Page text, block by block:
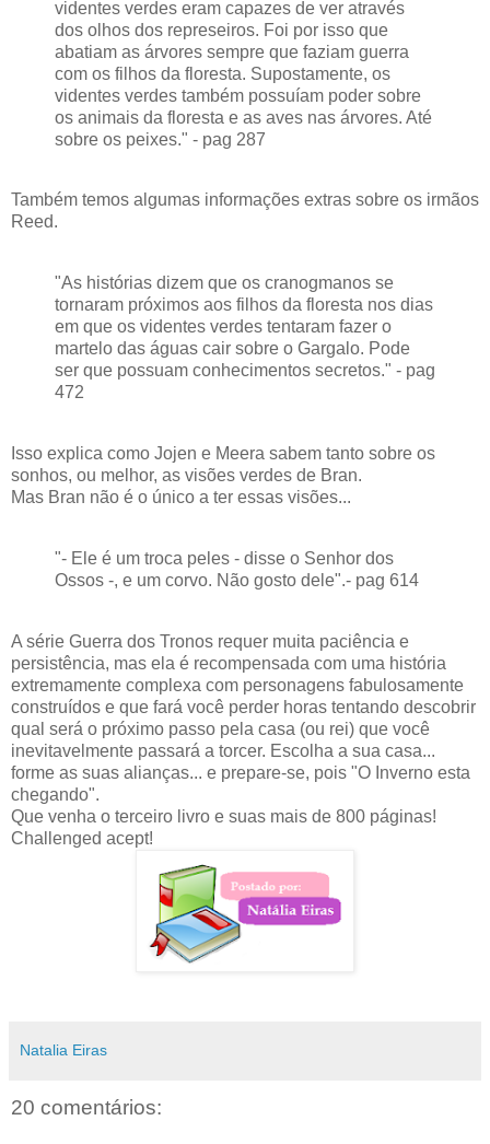
videntes verdes eram capazes de ver através
dos olhos dos represeiros. Foi por isso que
abatiam as árvores sempre que faziam guerra
com os filhos da floresta. Supostamente, os
videntes verdes também possuíam poder sobre
os animais da floresta e as aves nas árvores. Até
sobre os peixes." - pag 287
Também temos algumas informações extras sobre os irmãos
Reed.
"As histórias dizem que os cranogmanos se
tornaram próximos aos filhos da floresta nos dias
em que os videntes verdes tentaram fazer o
martelo das águas cair sobre o Gargalo. Pode
ser que possuam conhecimentos secretos." - pag
472
Isso explica como Jojen e Meera sabem tanto sobre os
sonhos, ou melhor, as visões verdes de Bran.
Mas Bran não é o único a ter essas visões...
"- Ele é um troca peles - disse o Senhor dos
Ossos -, e um corvo. Não gosto dele".- pag 614
A série Guerra dos Tronos requer muita paciência e
persistência, mas ela é recompensada com uma história
extremamente complexa com personagens fabulosamente
construídos e que fará você perder horas tentando descobrir
qual será o próximo passo pela casa (ou rei) que você
inevitavelmente passará a torcer. Escolha a sua casa...
forme as suas alianças... e prepare-se, pois "O Inverno esta
chegando".
Que venha o terceiro livro e suas mais de 800 páginas!
Challenged acept!
Natalia Eiras
20 comentários: